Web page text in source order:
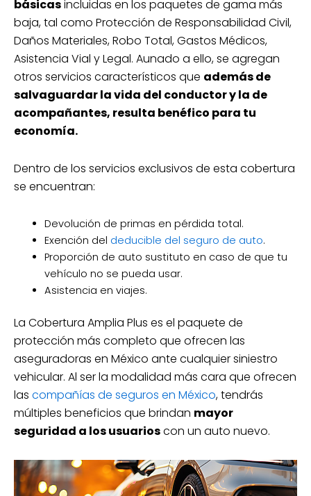
auto sustituto y más
Cobertura: Amplia
¡Cotiza gratis!
*Las tarifas están sujetas a cambios
según las especificaciones de cada póliza
de seguro.
para Chevrolet Aveo desde
Ana asistencia vial y más
Cobertura: Amplia
¡Cotiza gratis!
*Las tarifas están sujetas a cambios
según las especificaciones de cada póliza
de seguro.
Cotiza hoy tu seguro de auto
para Nissan March desde
$4,536.27*
Defensa legal Robo total
RC y másCobertura: Limitada
¡Cotiza gratis!
básicasincluidas en los paquetes de gama más
baja, tal como Protección de Responsabilidad Civil,
Daños Materiales, Robo Total, Gastos Médicos,
Asistencia Vial y Legal. Aunado a ello, se agregan
otros servicios característicos que además de
salvaguardar la vida del conductor y la de
acompañantes, resulta benéfico para tu
economía.
Dentro de los servicios exclusivos de esta cobertura
se encuentran:
Devolución de primas en pérdida total.
Exención del deducible del seguro de auto.
Proporción de auto sustituto en caso de que tu
vehículo no se pueda usar.
Asistencia en viajes.
La Cobertura Amplia Plus es el paquete de
protección más completo que ofrecen las
aseguradoras en México ante cualquier siniestro
vehicular. Al ser la modalidad más cara que ofrecen
las compañías de seguros en México, tendrás
múltiples beneficios que brindan mayor
seguridad a los usuarioscon un auto nuevo.